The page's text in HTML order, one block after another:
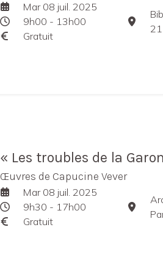
Mar 08 juil. 2025
9h00 - 13h00
Gratuit
« Les troubles de la
Œuvres de Capucine Vever
Mar 08 juil. 2025
9h30 - 17h00
Gratuit